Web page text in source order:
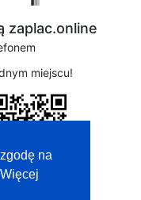
na
zaplac.online
miejscu!